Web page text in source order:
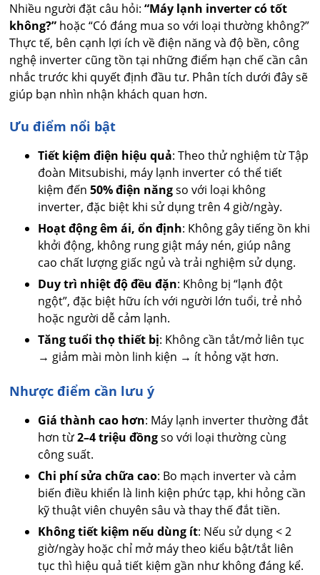
Nhiều người đặt câu hỏi:“Máy lạnh inverter có tốt
không?” hoặc “Có đáng mua so với loại thường không?”
Thực tế, bên cạnh lợi ích về điện năng và độ bền, công
nghệ inverter cũng tồn tại những điểm hạn chế cần cân
nhắc trước khi quyết định đầu tư. Phân tích dưới đây sẽ
giúp bạn nhìn nhận khách quan hơn.
Ưu điểm nổi bật
Tiết kiệm điện hiệu quả: Theo thử nghiệm từ Tập
đoàn Mitsubishi, máy lạnh inverter có thể tiết
kiệm đến50% điện năngso với loại không
inverter, đặc biệt khi sử dụng trên 4 giờ/ngày.
Hoạt động êm ái, ổn định: Không gây tiếng ồn khi
khởi động, không rung giật máy nén, giúp nâng
cao chất lượng giấc ngủ và trải nghiệm sử dụng.
Duy trì nhiệt độ đều đặn: Không bị “lạnh đột
ngột”, đặc biệt hữu ích với người lớn tuổi, trẻ nhỏ
hoặc người dễ cảm lạnh.
Tăng tuổi thọ thiết bị: Không cần tắt/mở liên tục
→ giảm mài mòn linh kiện → ít hỏng vặt hơn.
Nhược điểm cần lưu ý
Giá thành cao hơn: Máy lạnh inverter thường đắt
hơn từ2–4 triệu đồngso với loại thường cùng
công suất.
Chi phí sửa chữa cao: Bo mạch inverter và cảm
biến điều khiển là linh kiện phức tạp, khi hỏng cần
kỹ thuật viên chuyên sâu và thay thế đắt tiền.
Không tiết kiệm nếu dùng ít: Nếu sử dụng < 2
giờ/ngày hoặc chỉ mở máy theo kiểu bật/tắt liên
tục thì hiệu quả tiết kiệm gần như không đáng kể.